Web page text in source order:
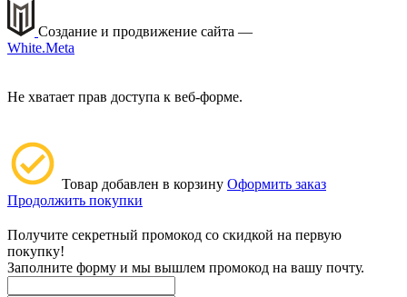
Создание и продвижение сайта —
White.Meta
Не хватает прав доступа к веб-форме.
Товар добавлен в корзину Оформить заказ
Продолжить покупки
Получите секретный промокод со скидкой на первую
покупку!
Заполните форму и мы вышлем промокод на вашу почту.